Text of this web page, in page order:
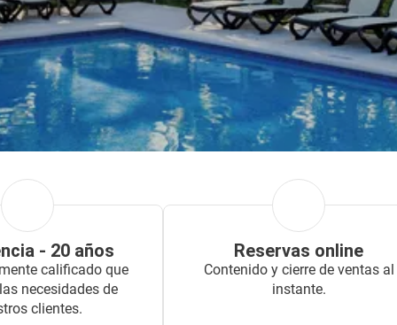
- 20 años
calificado que
necesidades de
clientes.
Reservas online
Contenido y cierre de ventas al
instante.